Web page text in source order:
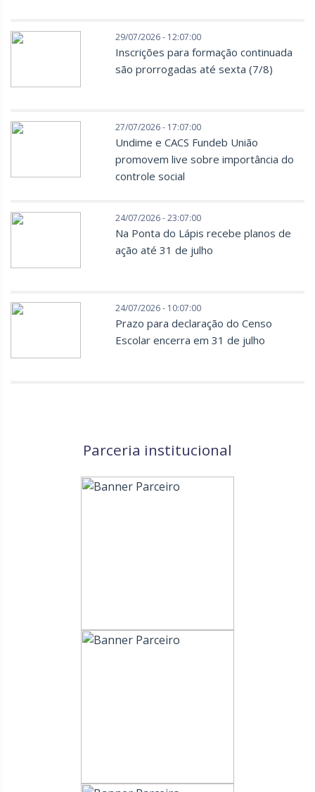
29/07/2026 - 12:07:00
Inscrições para formação continuada
são prorrogadas até sexta (7/8)
27/07/2026 - 17:07:00
Undime e CACS Fundeb União
promovem live sobre importância do
controle social
24/07/2026 - 23:07:00
Na Ponta do Lápis recebe planos de
ação até 31 de julho
24/07/2026 - 10:07:00
Prazo para declaração do Censo
Escolar encerra em 31 de julho
Parceria institucional